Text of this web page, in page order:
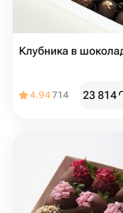
Клубника в
4.94714 23 814